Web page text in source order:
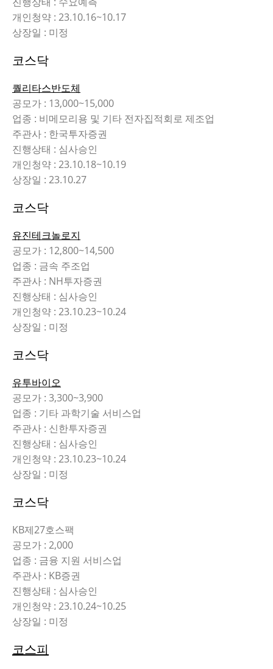
개인청약 : 23.10.16~10.17
상장일 : 미정
코스닥
퀄리타스반도체
공모가 : 13,000~15,000
업종 : 비메모리용 및 기타 전자집적회로 제조업
주관사 : 한국투자증권
진행상태 : 심사승인
개인청약 : 23.10.18~10.19
상장일 : 23.10.27
코스닥
유진테크놀로지
공모가 : 12,800~14,500
업종 : 금속 주조업
주관사 : NH투자증권
진행상태 : 심사승인
개인청약 : 23.10.23~10.24
상장일 : 미정
코스닥
유투바이오
공모가 : 3,300~3,900
업종 : 기타 과학기술 서비스업
주관사 : 신한투자증권
진행상태 : 심사승인
개인청약 : 23.10.23~10.24
상장일 : 미정
코스닥
KB제27호스팩
공모가 : 2,000
업종 : 금융 지원 서비스업
주관사 : KB증권
진행상태 : 심사승인
개인청약 : 23.10.24~10.25
상장일 : 미정
코스피